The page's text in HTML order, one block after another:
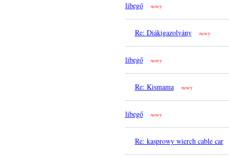
libegő nowy
Re: Diákigazolvány nowy
libegő nowy
Re: Kismama nowy
libegő nowy
Re: kasprowy wierch cable car